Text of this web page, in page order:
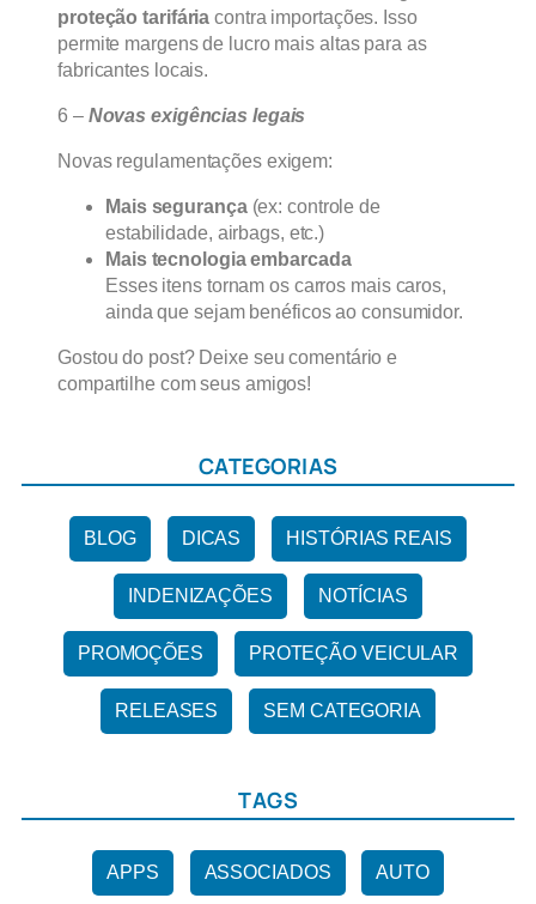
proteção tarifária contra importações. Isso
permite margens de lucro mais altas para as
fabricantes locais.
6 – Novas exigências legais
Novas regulamentações exigem:
Mais segurança(ex: controle de
estabilidade, airbags, etc.)
Mais tecnologia embarcada
Esses itens tornam os carros mais caros,
ainda que sejam benéficos ao consumidor.
Gostou do post? Deixe seu comentário e
compartilhe com seus amigos!
CATEGORIAS
BLOG DICAS HISTÓRIAS REAIS
INDENIZAÇÕES NOTÍCIAS
PROMOÇÕES PROTEÇÃO VEICULAR
RELEASES SEM CATEGORIA
TAGS
APPS ASSOCIADOS AUTO